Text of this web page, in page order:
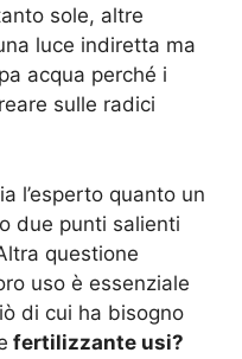
sole, altre
luce indiretta ma
acqua perché i
sulle radici
l’esperto quanto un
due punti salienti
questione
uso è essenziale
di cui ha bisogno
fertilizzante usi?